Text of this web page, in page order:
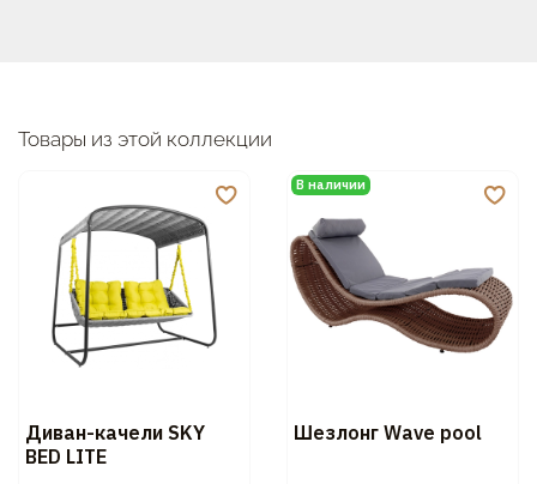
Товары из этой коллекции
Диван-качели SKY
BED LITE
В наличии
Шезлонг Wave pool